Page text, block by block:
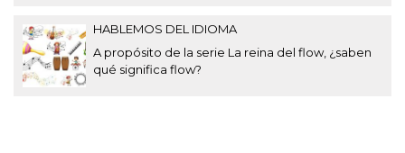
HABLEMOS DEL IDIOMA
A propósito de la serie La reina del flow, ¿saben
qué significa flow?